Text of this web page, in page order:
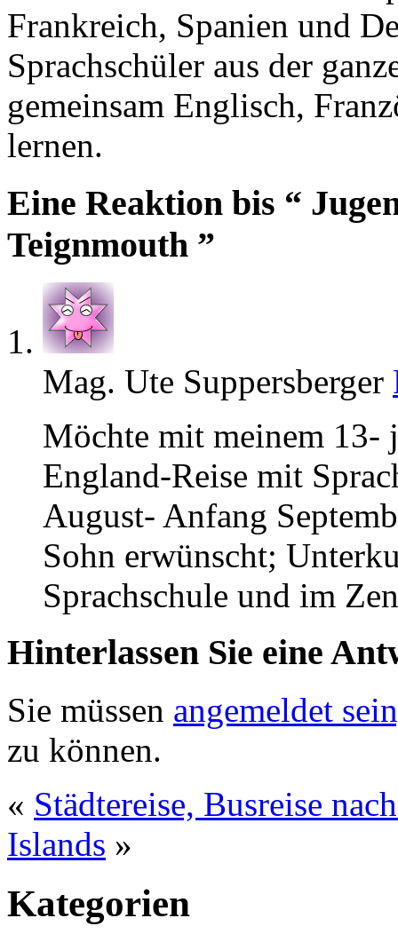
Frankreich, Spanien und
Sprachschüler aus der
gemeinsam Englisch,
lernen.
Eine Reaktion bis “
Teignmouth ”
Mag. Ute Suppersberger
Möchte mit meinem 13-
England-Reise mit
August- Anfang
Sohn erwünscht;
Sprachschule und im
Hinterlassen Sie eine
Sie müssen angemeldet
zu können.
« Städtereise, Busreise
Islands »
Kategorien